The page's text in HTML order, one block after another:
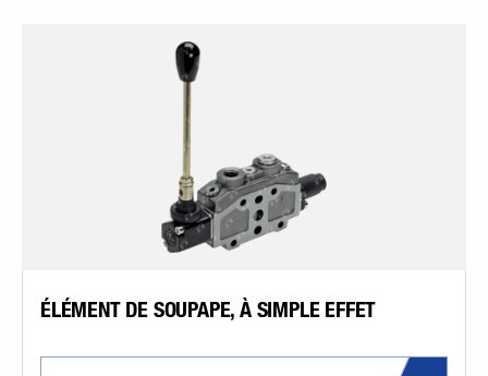
ÉLÉMENT DE SOUPAPE, À SIMPLE EFFET